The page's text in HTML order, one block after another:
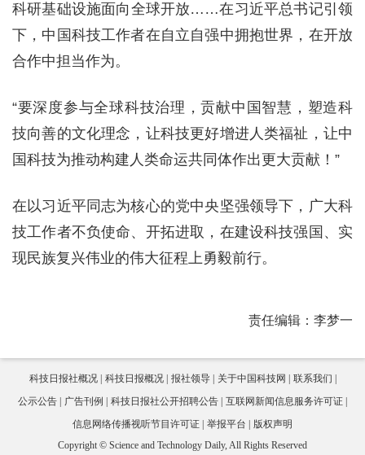
科研基础设施面向全球开放……在习近平总书记引领
下，中国科技工作者在自立自强中拥抱世界，在开放
合作中担当作为。
“要深度参与全球科技治理，贡献中国智慧，塑造科
技向善的文化理念，让科技更好增进人类福祉，让中
国科技为推动构建人类命运共同体作出更大贡献！”
在以习近平同志为核心的党中央坚强领导下，广大科
技工作者不负使命、开拓进取，在建设科技强国、实
现民族复兴伟业的伟大征程上勇毅前行。
责任编辑：李梦一
科技日报社概况 科技日报概况 报社领导 关于中国科技网
联系我们
公示公告
广告刊例 科技日报社公开招聘公告
互联网新闻信息服务许可证
信息网络传播视听节目许可证
举报平台
版权声明
Copyright © Science and Technology Daily, All Rights Reserved